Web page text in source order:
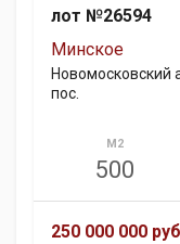
лот №26594
Минское
Новомосковский
пос.
М2
500
250 000 000